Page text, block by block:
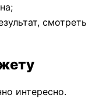
смотреть
интересно.